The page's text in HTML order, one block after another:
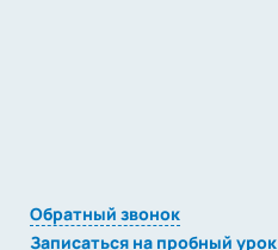
Обратный звонок
Записаться на пробный урок